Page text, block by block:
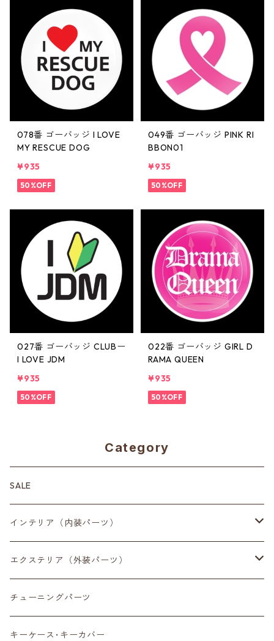
078番 ゴーバッジ I LOVE
MY RESCUE DOG
¥935
50%OFF
049番 ゴーバッジ PINK RI
BBON01
¥935
50%OFF
027番 ゴーバッジ CLUBー
I LOVE JDM
¥935
50%OFF
022番 ゴーバッジ GIRL D
RAMA QUEEN
¥935
50%OFF
Category
SALE
インテリア（内装パーツ）
収納小物
スマートフォン
センターディスプレイ
エクステリア（外装パーツ）
サイドミラー
アンテナ
チューニングパーツ
キーケース･キーカバー